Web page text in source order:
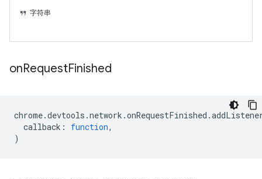
字符串
onRequestFinished
chrome.devtools .network .onRequestFinished .
callback : function,
)